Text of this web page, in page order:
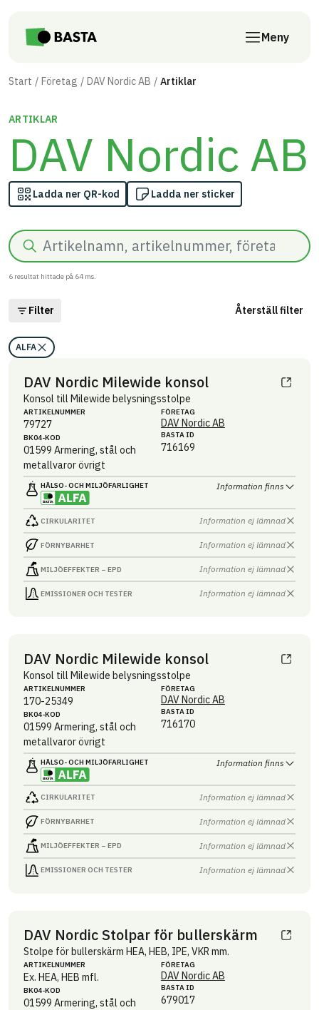
Meny
Start Företag DAV Nordic AB Artiklar
ARTIKLAR
DAV Nordic AB
Ladda ner QR-kod Ladda ner sticker
Sök
6 resultat hittade på 64 ms.
Filter Återställ filter
ALFA
DAV Nordic Milewide konsol
Konsol till Milewide belysningsstolpe
ARTIKEL­NUMMER
79727
BK04-KOD
01599 Armering, stål och
metallvaror övrigt
FÖRETAG
DAV Nordic AB
BASTA ID
716169
HÄLSO- OCH MILJÖ­FARLIGHET Information finns
CIRKULARITET Information ej lämnad
FÖRNYBARHET Information ej lämnad
MILJÖEFFEKTER – EPD Information ej lämnad
EMISSIONER OCH TESTER Information ej lämnad
DAV Nordic Milewide konsol
Konsol till Milewide belysningsstolpe
ARTIKEL­NUMMER
170-25349
BK04-KOD
01599 Armering, stål och
metallvaror övrigt
FÖRETAG
DAV Nordic AB
BASTA ID
716170
HÄLSO- OCH MILJÖ­FARLIGHET Information finns
CIRKULARITET Information ej lämnad
FÖRNYBARHET Information ej lämnad
MILJÖEFFEKTER – EPD Information ej lämnad
EMISSIONER OCH TESTER Information ej lämnad
DAV Nordic Stolpar för bullerskärm
Stolpe för bullerskärm HEA, HEB, IPE, VKR mm.
ARTIKEL­NUMMER
Ex. HEA, HEB mfl.
BK04-KOD
01599 Armering, stål och
FÖRETAG
DAV Nordic AB
BASTA ID
679017